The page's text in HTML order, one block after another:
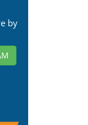
by